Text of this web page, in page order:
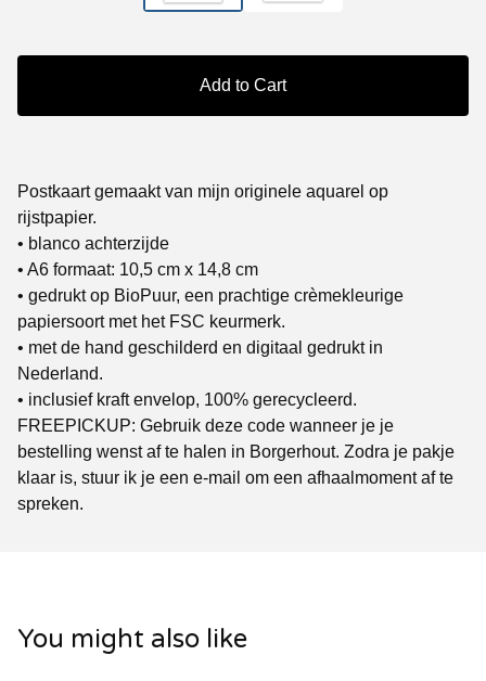
Add to Cart
Postkaart gemaakt van mijn originele aquarel op
rijstpapier.
• blanco achterzijde
• A6 formaat: 10,5 cm x 14,8 cm
• gedrukt op BioPuur, een prachtige crèmekleurige
papiersoort met het FSC keurmerk.
• met de hand geschilderd en digitaal gedrukt in
Nederland.
• inclusief kraft envelop, 100% gerecycleerd.
FREEPICKUP: Gebruik deze code wanneer je je
bestelling wenst af te halen in Borgerhout. Zodra je pakje
klaar is, stuur ik je een e-mail om een afhaalmoment af te
spreken.
You might also like